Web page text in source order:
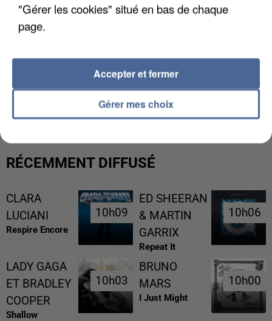
L’UN DES FONDATEURS SUPPOSÉS DE LA DZ
MAFIA INTERPELLÉ EN ALGÉRIE
RÉCEMMENT DIFFUSÉ
CLARA
LUCIANI
Respire Encore
10h09
10h09
ED SHEERAN
& MARTIN
GARRIX
Repeat It
10h06
10h06
LADY GAGA
ET BRADLEY
COOPER
Shallow
10h03
10h03
BRUNO
MARS
I Just Might
10h00
10h00
"Gérer les cookies" situé en bas de chaque
page.
Gérer mes choix
Accepter et fermer